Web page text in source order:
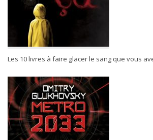
Les 10 livres à faire glacer le sang que vous